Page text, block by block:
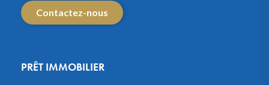
Contactez-nous
PRÊT IMMOBILIER